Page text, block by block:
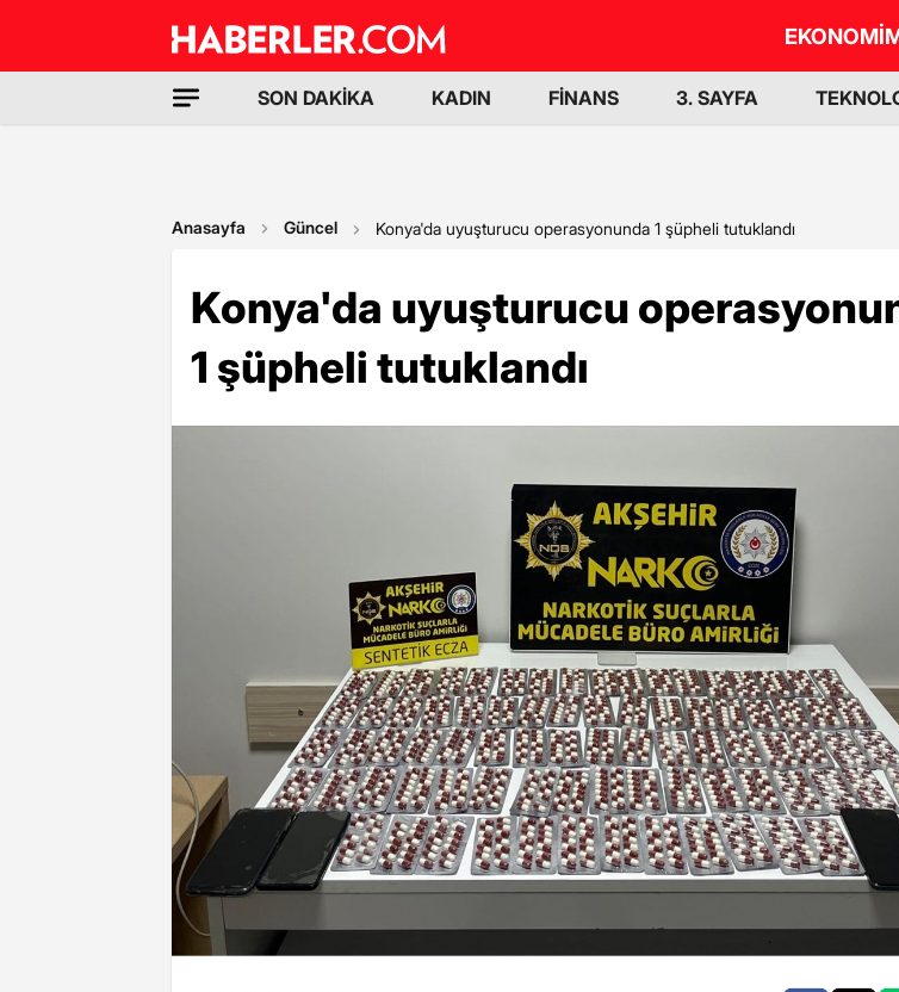
EKONOMİ
SON DAKİKA KADIN FİNANS 3. SAYFA
Anasayfa Güncel Konya'da uyuşturucu operasyonunda 1 şüpheli tutuklandı
Konya'da uyuşturucu
1 şüpheli tutuklandı